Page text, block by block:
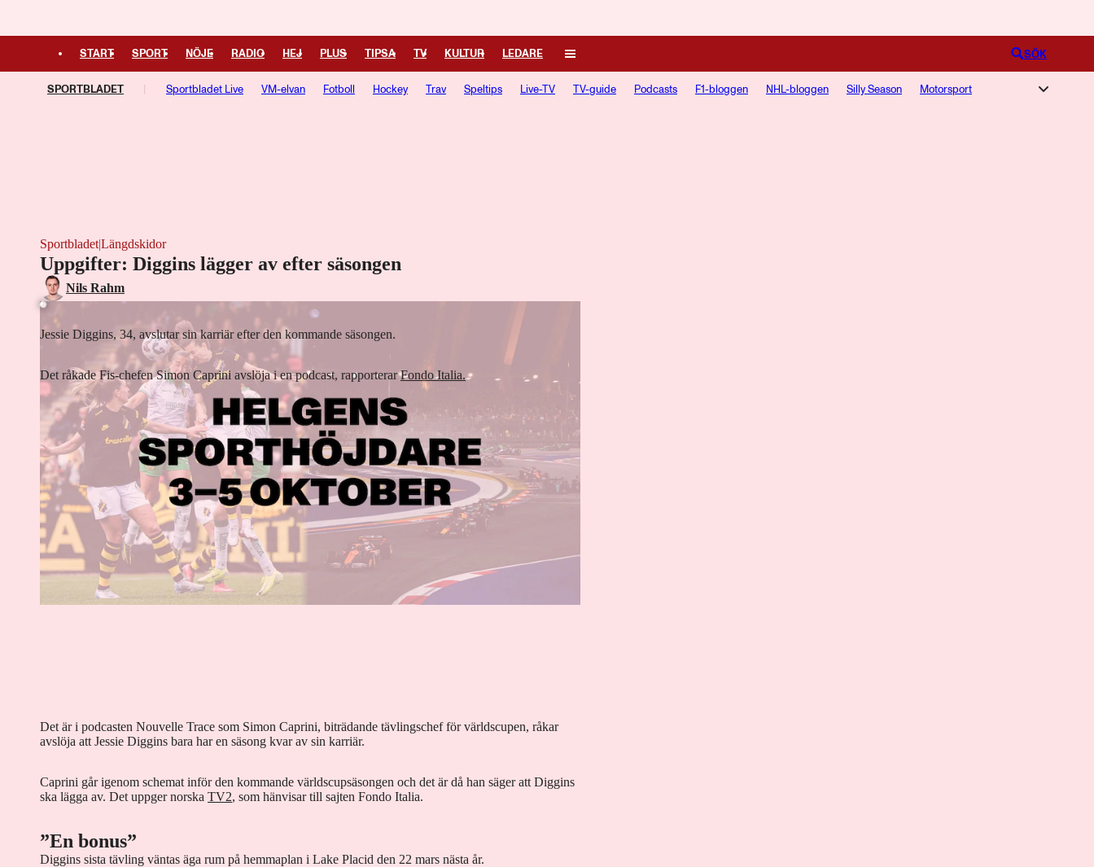
START SPORT NÖJE RADIO HEJ PLUS TIPSA TV KULTUR LEDARE SÖK
SPORTBLADET Sportbladet Live VM-elvan Fotboll Hockey Trav Speltips Live-TV TV-guide Podcasts F1-bloggen NHL-bloggen Silly Season Motorsport
Sportbladet|Längdskidor
Uppgifter: Diggins lägger av efter säsongen
Nils Rahm
Laddar ...
Jessie Diggins, 34, avslutar sin karriär efter den kommande säsongen.
Det råkade Fis-chefen Simon Caprini avslöja i en podcast, rapporterarFondo Italia.
Det är i podcasten Nouvelle Trace som Simon Caprini, biträdande tävlingschef för världscupen, råkar
avslöja att Jessie Diggins bara har en säsong kvar av sin karriär.
Caprini går igenom schemat inför den kommande världscupsäsongen och det är då han säger att Diggins
ska lägga av. Det uppger norska TV2, som hänvisar till sajten Fondo Italia.
”En bonus”
Diggins sista tävling väntas äga rum på hemmaplan i Lake Placid den 22 mars nästa år.